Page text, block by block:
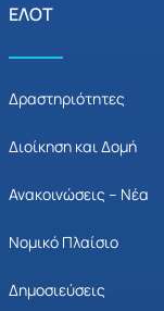
ΕΛΟΤ
Δραστηριότητες
Διοίκηση και Δομή
Ανακοινώσεις – Νέα
Νομικό Πλαίσιο
Δημοσιεύσεις